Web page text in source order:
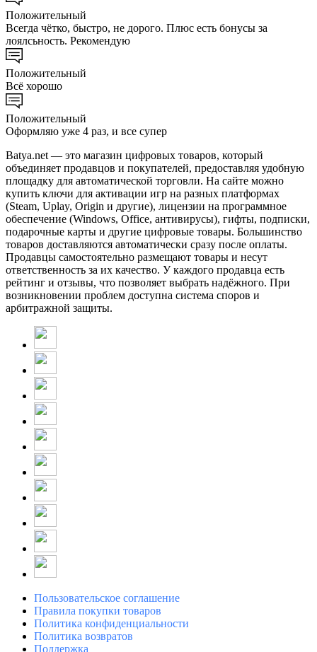
Положительный
Всегда чётко, быстро, не дорого. Плюс есть бонусы за
лоялсьность. Рекомендую
Положительный
Всё хорошо
Положительный
Оформляю уже 4 раз, и все супер
Batya.net — это магазин цифровых товаров, который
объединяет продавцов и покупателей, предоставляя удобную
площадку для автоматической торговли. На сайте можно
купить ключи для активации игр на разных платформах
(Steam, Uplay, Origin и другие), лицензии на программное
обеспечение (Windows, Office, антивирусы), гифты, подписки,
подарочные карты и другие цифровые товары. Большинство
товаров доставляются автоматически сразу после оплаты.
Продавцы самостоятельно размещают товары и несут
ответственность за их качество. У каждого продавца есть
рейтинг и отзывы, что позволяет выбрать надёжного. При
возникновении проблем доступна система споров и
арбитражной защиты.
Пользовательское соглашение
Правила покупки товаров
Политика конфиденциальности
Политика возвратов
Поддержка